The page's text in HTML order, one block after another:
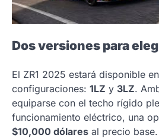
Dos versiones para
El ZR1 2025 estará disponible
configuraciones: 1LZ y 3LZ.
equiparse con el techo rígido
funcionamiento eléctrico, una
$10,000 dólares al precio